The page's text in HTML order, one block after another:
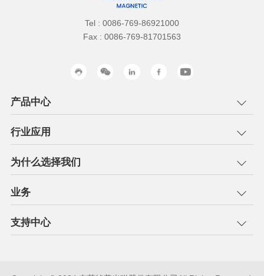
Tel : 0086-769-86921000
Fax : 0086-769-81701563
产品中心
行业应用
为什么选择我们
业务
支持中心